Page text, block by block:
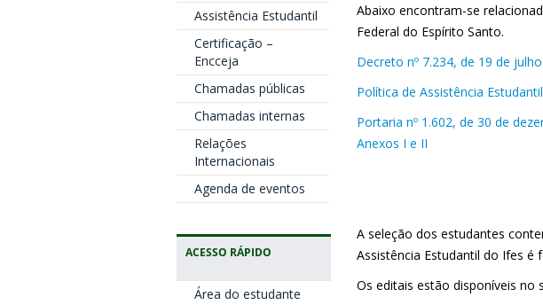
Assistência Estudantil
Certificação –
Encceja
Chamadas públicas
Chamadas internas
Relações
Internacionais
Agenda de eventos
ACESSO RÁPIDO
Área do estudante
Abaixo encontram-se
Federal do Espírito Santo.
Decreto nº 7.234, de 19 de
Política de Assistência
Portaria nº 1.602, de 30 de
Anexos I e II
A seleção dos estudantes
Assistência Estudantil do Ifes é
Os editais estão disponíveis no